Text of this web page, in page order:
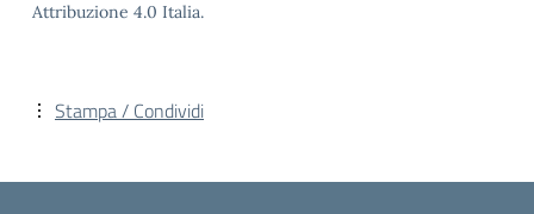
Attribuzione 4.0 Italia.
Stampa / Condividi